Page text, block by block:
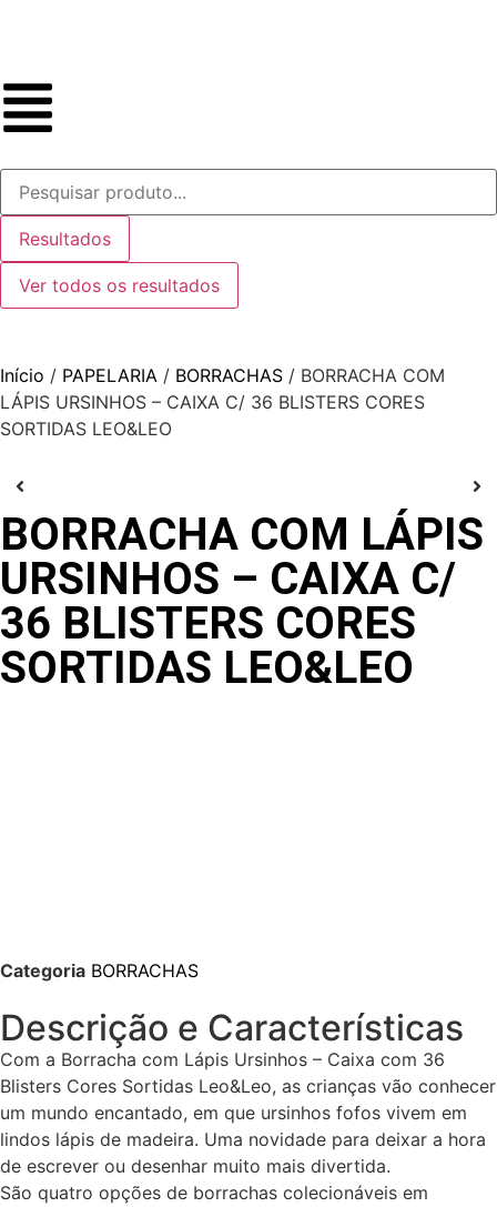
Resultados
Ver todos os resultados
Início / PAPELARIA / BORRACHAS / BORRACHA COM
LÁPIS URSINHOS – CAIXA C/ 36 BLISTERS CORES
SORTIDAS LEO&LEO
BORRACHA COM LÁPIS
URSINHOS – CAIXA C/
36 BLISTERS CORES
SORTIDAS LEO&LEO
Categoria BORRACHAS
Descrição e Características
Com a Borracha com Lápis Ursinhos – Caixa com 36
Blisters Cores Sortidas Leo&Leo, as crianças vão conhecer
um mundo encantado, em que ursinhos fofos vivem em
lindos lápis de madeira. Uma novidade para deixar a hora
de escrever ou desenhar muito mais divertida.
São quatro opções de borrachas colecionáveis em